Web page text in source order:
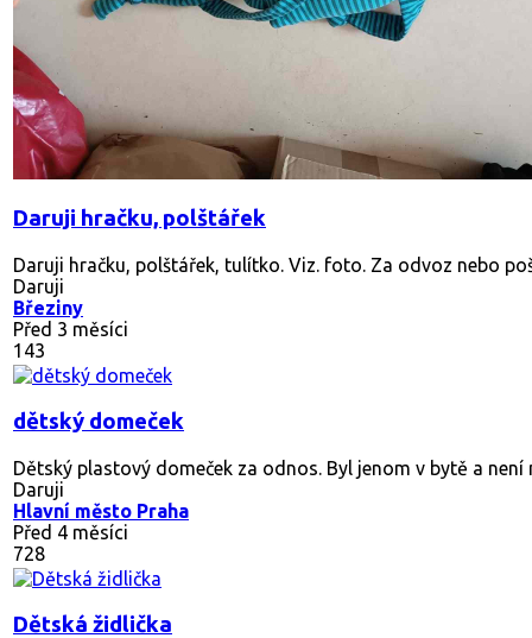
Daruji hračku, polštářek
Daruji hračku, polštářek, tulítko. Viz. foto. Za odvoz nebo
Daruji
Březiny
Před 3 měsíci
143
dětský domeček
Dětský plastový domeček za odnos. Byl jenom v bytě a
Daruji
Hlavní město Praha
Před 4 měsíci
728
Dětská židlička